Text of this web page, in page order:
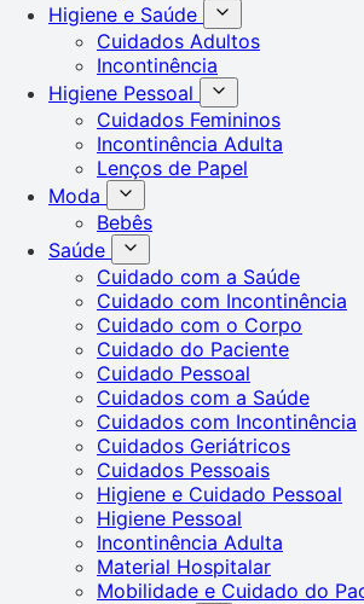
Higiene e Saúde
Cuidados Adultos
Incontinência
Higiene Pessoal
Cuidados Femininos
Incontinência Adulta
Lenços de Papel
Moda
Bebês
Saúde
Cuidado com a Saúde
Cuidado com Incontinência
Cuidado com o Corpo
Cuidado do Paciente
Cuidado Pessoal
Cuidados com a Saúde
Cuidados com Incontinência
Cuidados Geriátricos
Cuidados Pessoais
Higiene e Cuidado Pessoal
Higiene Pessoal
Incontinência Adulta
Material Hospitalar
Mobilidade e Cuidado do